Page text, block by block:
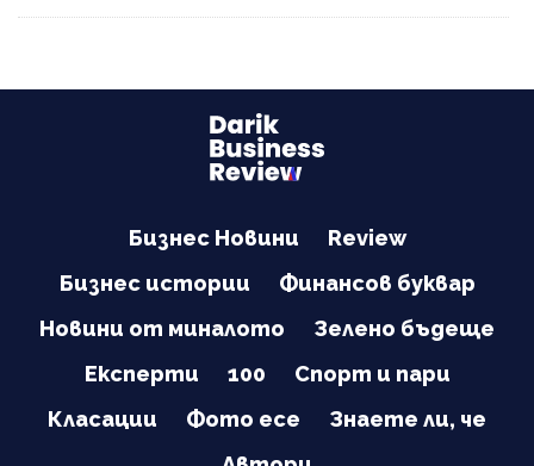
Бизнес Новини
Review
Бизнес истории
Финансов буквар
Новини от миналото
Зелено бъдеще
Експерти
100
Спорт и пари
Класации
Фото есе
Знаете ли, че